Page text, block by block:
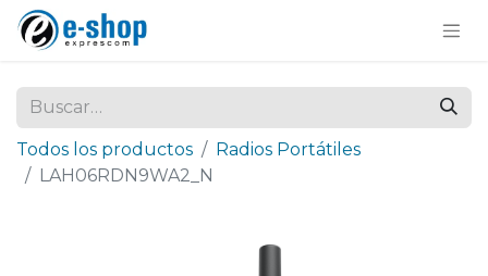
Todos los productos
Radios Portátiles
LAH06RDN9WA2_N